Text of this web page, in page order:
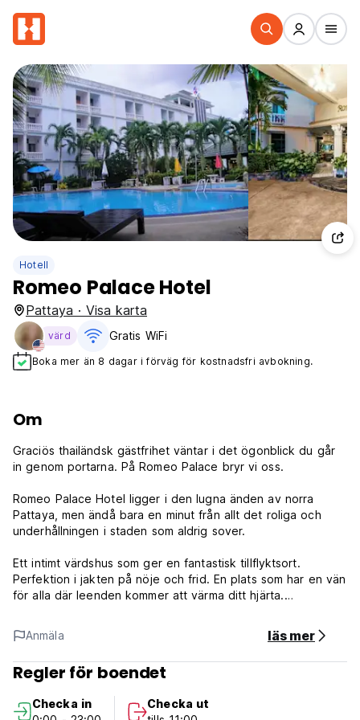
Hotell
Romeo Palace Hotel
Pattaya · Visa karta
värd Gratis WiFi
Boka mer än 8 dagar i förväg för kostnadsfri avbokning.
Om
Graciös thailändsk gästfrihet väntar i det ögonblick du går
in genom portarna. På Romeo Palace bryr vi oss.
Romeo Palace Hotel ligger i den lugna änden av norra
Pattaya, men ändå bara en minut från allt det roliga och
underhållningen i staden som aldrig sover.
Ett intimt värdshus som ger en fantastisk tillflyktsort.
Perfektion i jakten på nöje och frid. En plats som har en vän
för alla där leenden kommer att värma ditt hjärta.
historiska hotells hundra rum som är enkelt möblerade och
inredda för maximal komfort. Alla rum i kategorin Standard,
Superior och Deluxe är utrustade med luftkonditionering,
32-tums platt-TV, kylskåp med välfylld minibar, telefoner,
Ät läckra thailändska, indiska och europeiska rätter på
Anmäla läs mer
Regler för boendet
Checka in
Checka ut